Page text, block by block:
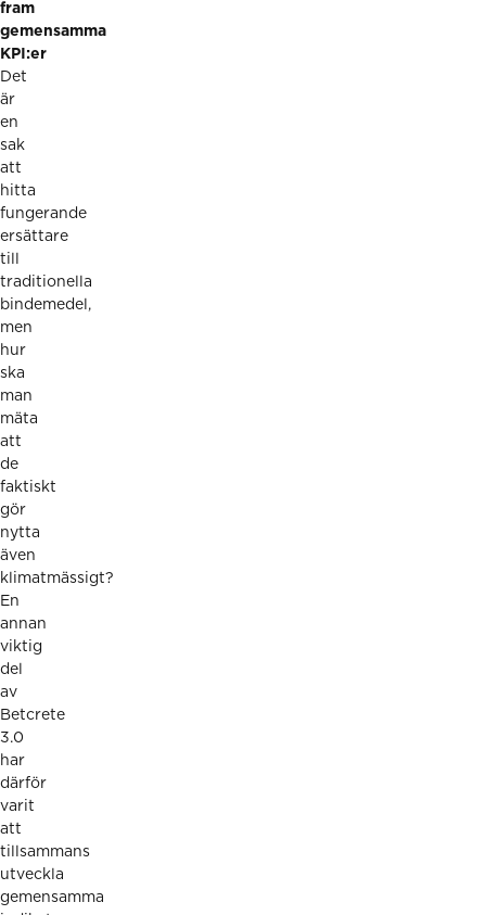
fram
gemensamma
KPI:er
Det
är
en
sak
att
hitta
fungerande
ersättare
till
traditionella
bindemedel,
men
hur
ska
man
mäta
att
de
faktiskt
gör
nytta
även
klimatmässigt?
En
annan
viktig
del
av
Betcrete
3.0
har
därför
varit
att
tillsammans
utveckla
gemensamma